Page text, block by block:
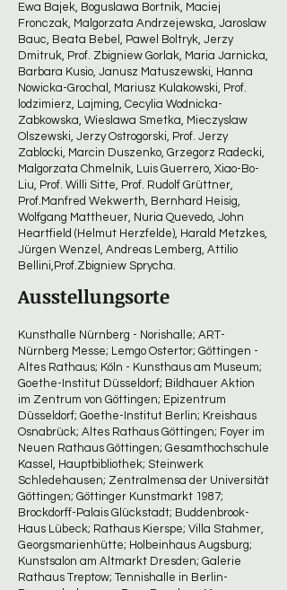
Ewa Bajek, Boguslawa Bortnik, Maciej
Fronczak, Malgorzata Andrzejewska, Jaroslaw
Bauc, Beata Bebel, Pawel Boltryk, Jerzy
Dmitruk, Prof. Zbigniew Gorlak, Maria Jarnicka,
Barbara Kusio, Janusz Matuszewski, Hanna
Nowicka-Grochal, Mariusz Kulakowski, Prof.
lodzimierz, Lajming, Cecylia Wodnicka-
Zabkowska, Wieslawa Smetka, Mieczyslaw
Olszewski, Jerzy Ostrogorski, Prof. Jerzy
Zablocki, Marcin Duszenko, Grzegorz Radecki,
Malgorzata Chmelnik, Luis Guerrero, Xiao-Bo-
Liu, Prof. Willi Sitte, Prof. Rudolf Grüttner,
Prof.Manfred Wekwerth, Bernhard Heisig,
Wolfgang Mattheuer, Nuria Quevedo, John
Heartfield (Helmut Herzfelde), Harald Metzkes,
Jürgen Wenzel, Andreas Lemberg, Attilio
Bellini,Prof.Zbigniew Sprycha.
Ausstellungsorte
Kunsthalle Nürnberg - Norishalle; ART-
Nürnberg Messe; Lemgo Ostertor; Göttingen -
Altes Rathaus; Köln - Kunsthaus am Museum;
Goethe-Institut Düsseldorf; Bildhauer Aktion
im Zentrum von Göttingen; Epizentrum
Düsseldorf; Goethe-Institut Berlin; Kreishaus
Osnabrück; Altes Rathaus Göttingen; Foyer im
Neuen Rathaus Göttingen; Gesamthochschule
Kassel, Hauptbibliothek; Steinwerk
Schledehausen; Zentralmensa der Universität
Göttingen; Göttinger Kunstmarkt 1987;
Brockdorff-Palais Glückstadt; Buddenbrook-
Haus Lübeck; Rathaus Kierspe; Villa Stahmer,
Georgsmarienhütte; Holbeinhaus Augsburg;
Kunstsalon am Altmarkt Dresden; Galerie
Rathaus Treptow; Tennishalle in Berlin-